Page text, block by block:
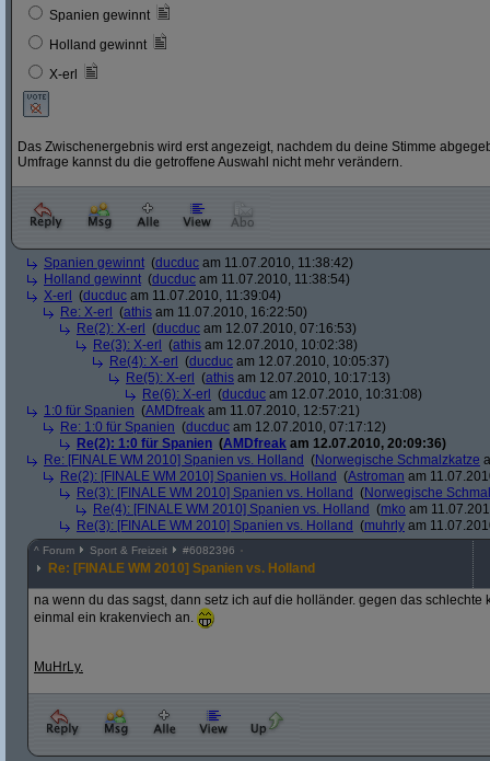
Spanien gewinnt
Holland gewinnt
X-erl
Das Zwischenergebnis wird erst angezeigt, nachdem du deine Stimme
Umfrage kannst du die getroffene Auswahl nicht mehr verändern.
Spanien gewinnt (ducduc am 11.07.2010, 11:38:42)
Holland gewinnt (ducduc am 11.07.2010, 11:38:54)
X-erl
(ducduc am 11.07.2010, 11:39:04)
Re: X-erl
(athis am 11.07.2010, 16:22:50)
Re(2): X-erl
(ducduc am 12.07.2010, 07:16:53)
Re(3): X-erl
(athis am 12.07.2010, 10:02:38)
Re(4): X-erl
(ducduc am 12.07.2010, 10:05:37)
Re(5): X-erl
(athis am 12.07.2010, 10:17:13)
Re(6): X-erl
(ducduc am 12.07.2010, 10:31:08)
1:0 für Spanien (AMDfreak am 11.07.2010, 12:57:21)
Re: 1:0 für Spanien (ducduc am 12.07.2010, 07:17:12)
Re(2): 1:0 für Spanien (AMDfreak am 12.07.2010, 20:09:36)
Re: [FINALE WM 2010] Spanien vs. Holland (Norwegische Schmalzkatze
Re(2): [FINALE WM 2010] Spanien vs. Holland (Astroman am
Re(3): [FINALE WM 2010] Spanien vs. Holland (Norwegische
Re(4): [FINALE WM 2010] Spanien vs. Holland (mko am
Re(3): [FINALE WM 2010] Spanien vs. Holland (muhrly am
^ Forum Sport & Freizeit #6082396
Re: [FINALE WM 2010] Spanien vs. Holland
na wenn du das sagst, dann setz ich auf die holländer. gegen das schlechte
einmal ein krakenviech an.
MuHrLy.